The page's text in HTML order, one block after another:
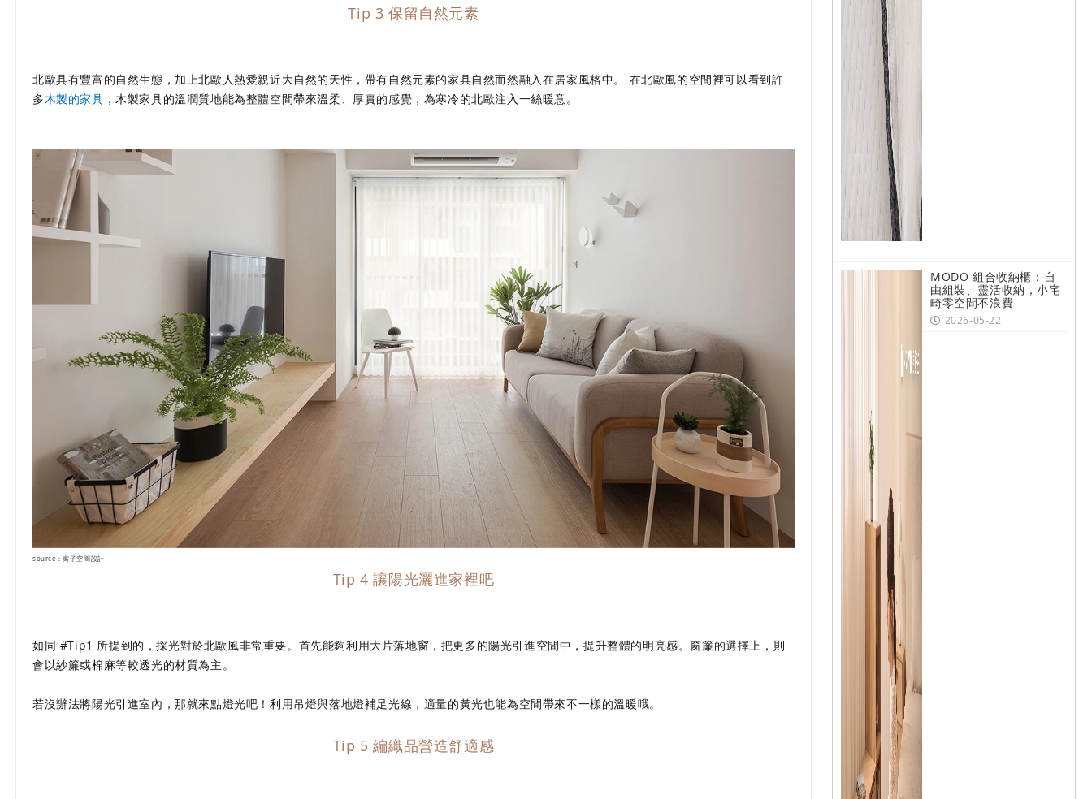
Tip 3 保留自然元素
北歐具有豐富的自然生態，加上北歐人熱愛親近大自然的天性，帶有自然元素的家具自然而然融入在居家風格中。 在北歐風的空間裡可以看到許
多木製的家具 ，木製家具的溫潤質地能為整體空間帶來溫柔、厚實的感覺，為寒冷的北歐注入一絲暖意。
source：寓子空間設計
Tip 4 讓陽光灑進家裡吧
如同 #Tip1 所提到的，採光對於北歐風非常重要。首先能夠利用大片落地窗，把更多的陽光引進空間中，提升整體的明亮感。窗簾的選擇上，則
會以紗簾或棉麻等較透光的材質為主。
若沒辦法將陽光引進室內，那就來點燈光吧！利用吊燈與落地燈補足光線，適量的黃光也能為空間帶來不一樣的溫暖哦。
Tip 5 編織品營造舒適感
MODO 組合收納櫃：自
由組裝、靈活收納，小宅
畸零空間不浪費
2026-05-22